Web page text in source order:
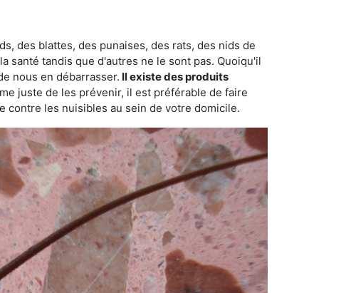
des blattes, des punaises, des rats, des nids de
santé tandis que d'autres ne le sont pas. Quoiqu'il
nous en débarrasser. Il existe des produits
juste de les prévenir, il est préférable de faire
contre les nuisibles au sein de votre domicile.